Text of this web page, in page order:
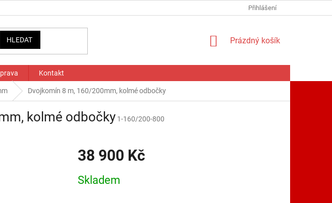
Přihlášení
HLEDAT
NÁKUPNÍ
Prázdný košík
Kontakt
Dvojkomín 8 m, 160/200mm, kolmé odbočky
kolmé odbočky 1-160/200-800
38 900 Kč
cena:
Skladem